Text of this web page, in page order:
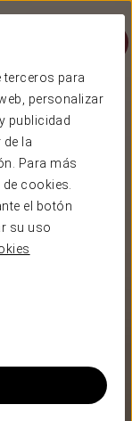
terceros para
personalizar
publicidad
la
Para más
cookies.
el botón
su uso